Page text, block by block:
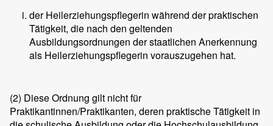
der Heilerziehungspflegerin während der praktischen
Tätigkeit, die nach den geltenden
Ausbildungsordnungen der staatlichen Anerkennung
als Heilerziehungspflegerin vorauszugehen hat.
(2) Diese Ordnung gilt nicht für
Praktikantinnen/Praktikanten, deren praktische Tätigkeit in